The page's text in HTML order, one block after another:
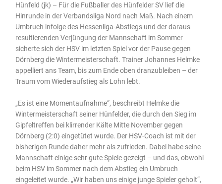
Hünfeld (jk) – Für die Fußballer des Hünfelder SV lief die
Hinrunde in der Verbandsliga Nord nach Maß. Nach einem
Umbruch infolge des Hessenliga-Abstiegs und der daraus
resultierenden Verjüngung der Mannschaft im Sommer
sicherte sich der HSV im letzten Spiel vor der Pause gegen
Dörnberg die Wintermeisterschaft. Trainer Johannes Helmke
appelliert ans Team, bis zum Ende oben dranzubleiben – der
Traum vom Wiederaufstieg als Lohn lebt.
„Es ist eine Momentaufnahme“, beschreibt Helmke die
Wintermeisterschaft seiner Hünfelder, die durch den Sieg im
Gipfeltreffen bei klirrender Kälte Mitte November gegen
Dörnberg (2:0) eingetütet wurde. Der HSV-Coach ist mit der
bisherigen Runde daher mehr als zufrieden. Dabei habe seine
Mannschaft einige sehr gute Spiele gezeigt – und das, obwohl
beim HSV im Sommer nach dem Abstieg ein Umbruch
eingeleitet wurde. „Wir haben uns einige junge Spieler geholt“,